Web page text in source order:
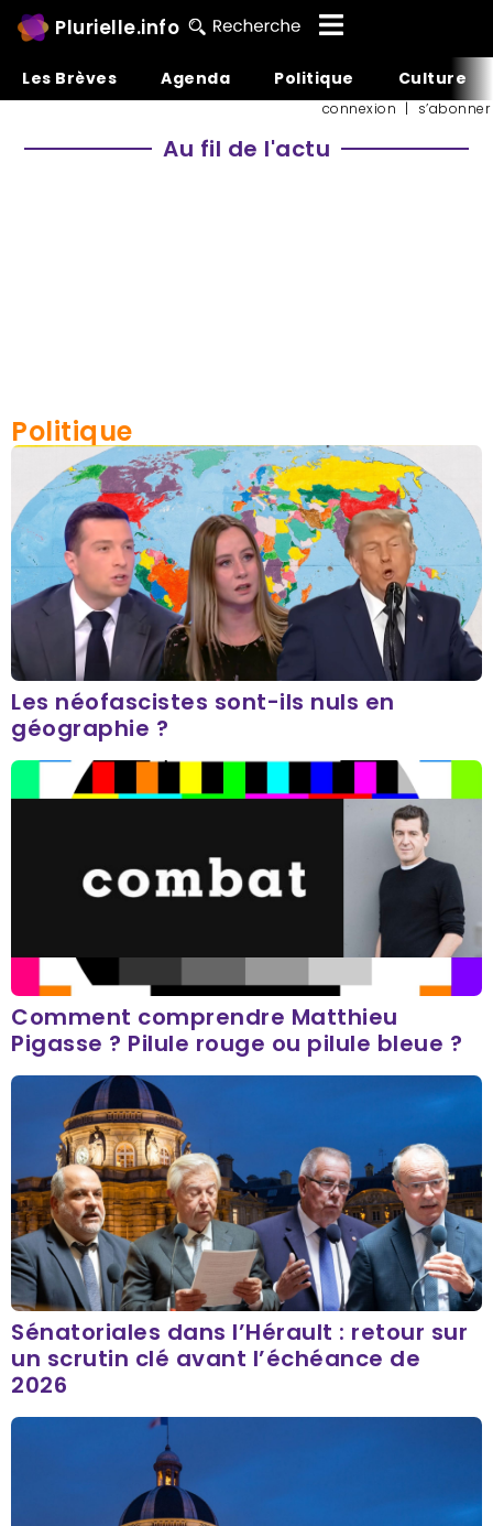
Plurielle.info
Les Brèves Agenda Politique Culture
connexion | s’abonner
Au fil de l'actu
Politique
Les néofascistes sont-ils nuls en
géographie ?
Comment comprendre Matthieu
Pigasse ? Pilule rouge ou pilule bleue ?
Sénatoriales dans l’Hérault : retour sur
un scrutin clé avant l’échéance de
2026